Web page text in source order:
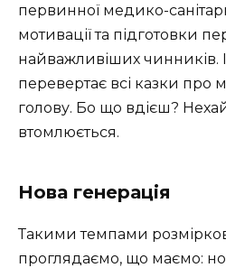
первинної медико-
мотивації та підготовки
найважливіших чинників.
перевертає всі казки про
голову. Бо що вдієш?
втомлюється.
Нова генерація
Такими темпами
проглядаємо, що маємо: